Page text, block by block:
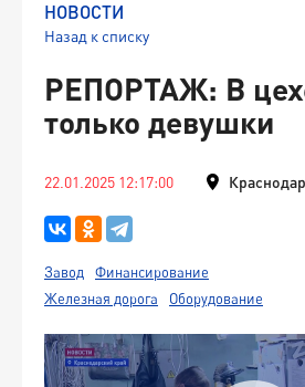
НОВОСТИ
Назад к списку
РЕПОРТАЖ: В
только девушки
22.01.2025 12:17:00
Завод
Финансирование
Железная дорога
Оборудование